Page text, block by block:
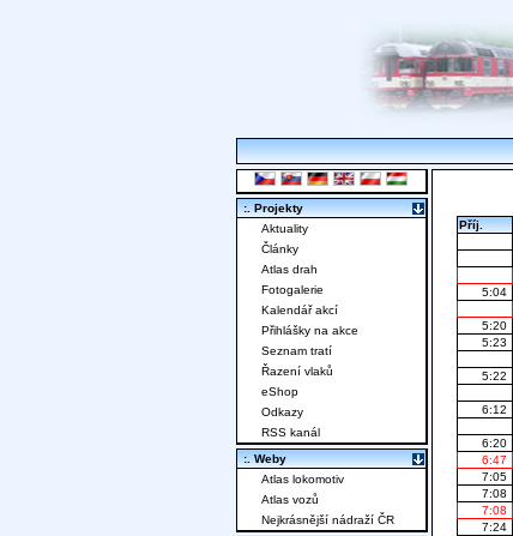
Příj.
5:04
5:20
5:23
5:22
6:12
6:20
6:47
7:05
7:08
7:08
7:24
:. Projekty
Aktuality
Články
Atlas drah
Fotogalerie
Kalendář akcí
Přihlášky na akce
Seznam tratí
Řazení vlaků
eShop
Odkazy
RSS kanál
:. Weby
Atlas lokomotiv
Atlas vozů
Nejkrásnější nádraží ČR